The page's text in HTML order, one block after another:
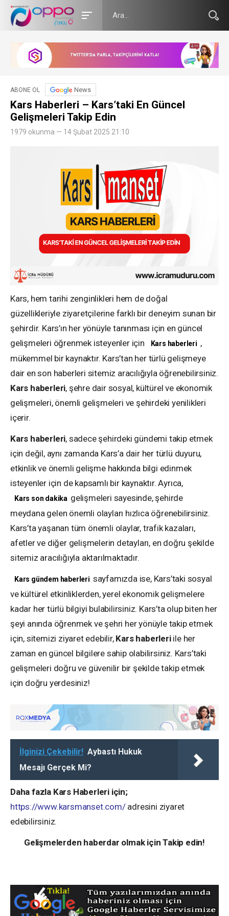
ABONE OL News
Kars Haberleri – Kars’taki En Güncel
Gelişmeleri Takip Edin
1979 okunma — 14 Şubat 2025 21:10
Kars, hem tarihi zenginlikleri hem de doğal
güzellikleriyle ziyaretçilerine farklı bir deneyim sunan bir
şehirdir. Kars’ın her yönüyle tanınması için en güncel
gelişmeleri öğrenmek isteyenler için
Kars haberleri ,
mükemmel bir kaynaktır. Kars’tan her türlü gelişmeye
dair en son haberleri sitemiz aracılığıyla öğrenebilirsiniz.
Kars haberleri, şehre dair sosyal, kültürel ve ekonomik
gelişmeleri, önemli gelişmeleri ve şehirdeki yenilikleri
içerir.
Kars haberleri, sadece şehirdeki gündemi takip etmek
için değil, aynı zamanda Kars’a dair her türlü duyuru,
etkinlik ve önemli gelişme hakkında bilgi edinmek
isteyenler için de kapsamlı bir kaynaktır. Ayrıca,
Kars son dakika gelişmeleri sayesinde, şehirde
meydana gelen önemli olayları hızlıca öğrenebilirsiniz.
Kars’ta yaşanan tüm önemli olaylar, trafik kazaları,
afetler ve diğer gelişmelerin detayları, en doğru şekilde
sitemiz aracılığıyla aktarılmaktadır.
Kars gündem haberleri sayfamızda ise, Kars’taki sosyal
ve kültürel etkinliklerden, yerel ekonomik gelişmelere
kadar her türlü bilgiyi bulabilirsiniz. Kars’ta olup biten her
şeyi anında öğrenmek ve şehri her yönüyle takip etmek
için, sitemizi ziyaret edebilir, Kars haberleriile her
zaman en güncel bilgilere sahip olabilirsiniz. Kars’taki
gelişmeleri doğru ve güvenilir bir şekilde takip etmek
için doğru yerdesiniz!
İlginizi Çekebilir! Aybastı Hukuk
Mesajı Gerçek Mi?
Daha fazla Kars Haberleri için;
https://www.karsmanset.com/adresini ziyaret
edebilirsiniz.
Gelişmelerden haberdar olmak için Takip edin!